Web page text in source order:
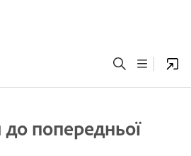
попередньої